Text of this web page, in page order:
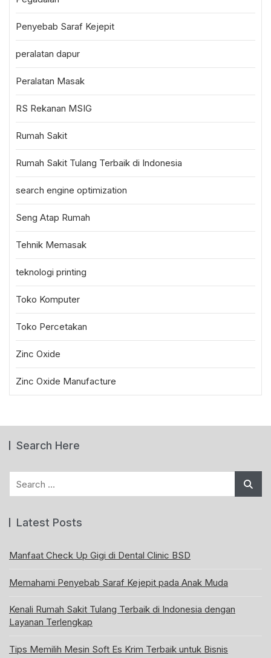
Penyebab Saraf Kejepit
peralatan dapur
Peralatan Masak
RS Rekanan MSIG
Rumah Sakit
Rumah Sakit Tulang Terbaik di Indonesia
search engine optimization
Seng Atap Rumah
Tehnik Memasak
teknologi printing
Toko Komputer
Toko Percetakan
Zinc Oxide
Zinc Oxide Manufacture
Search Here
Latest Posts
Manfaat Check Up Gigi di Dental Clinic BSD
Memahami Penyebab Saraf Kejepit pada Anak Muda
Kenali Rumah Sakit Tulang Terbaik di Indonesia dengan
Layanan Terlengkap
Tips Memilih Mesin Soft Es Krim Terbaik untuk Bisnis